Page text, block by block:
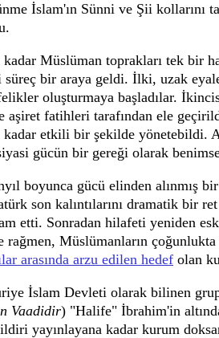
İslam'ın Sünni ve Şii kollarını
kadar Müslüman toprakları tek bir
bir araya geldi. İlki, uzak
oluşturmaya başladılar.
aşiret fatihleri tarafından ele
kadar etkili bir şekilde yönetebildi.
gücün bir gereği olarak
boyunca gücü elinden alınmış
son kalıntılarını dramatik bir
etti. Sonradan hilafeti yeniden
rağmen, Müslümanların
arasında arzu edilen hedef olan
İslam Devleti olarak bilinen
Vaadidir) "Halife" İbrahim'in
yayınlayana kadar kurum